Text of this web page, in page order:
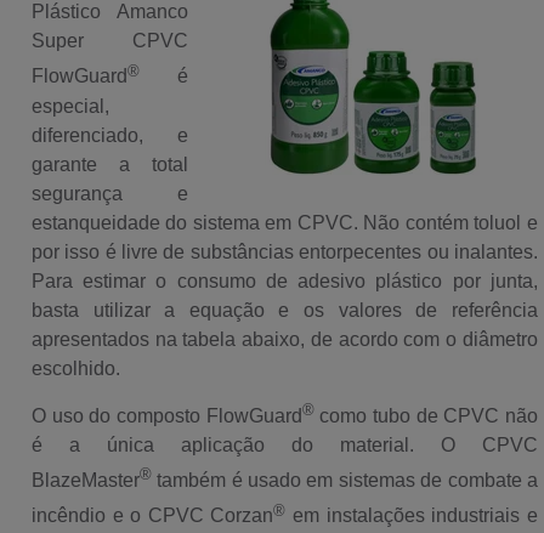
Plástico Amanco
Super CPVC
FlowGuard®é
especial,
diferenciado, e
garante a total
segurança e
estanqueidade do sistema em CPVC. Não contém toluol e
por isso é livre de substâncias entorpecentes ou inalantes.
Para estimar o consumo de adesivo plástico por junta,
basta utilizar a equação e os valores de referência
apresentados na tabela abaixo, de acordo com o diâmetro
escolhido.
O uso do composto FlowGuard®como tubo de CPVC não
é a única aplicação do material. O CPVC
BlazeMaster®também é usado em sistemas de combate a
incêndio e o CPVC Corzan® em instalações industriais e